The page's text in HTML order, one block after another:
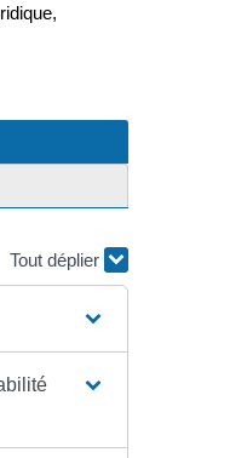
Tout déplier